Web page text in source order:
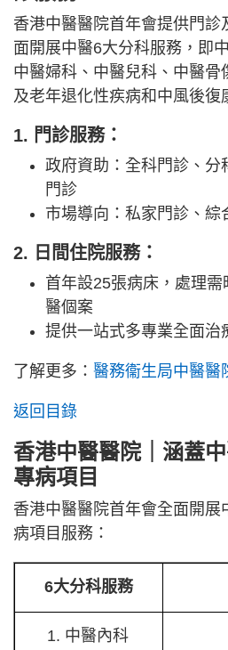
香港中醫醫院首年會提供門診
面開展中醫6大分科服務，即
中醫婦科、中醫兒科、中醫骨
及老年退化性疾病和中風後復
1. 門診服務：
政府資助：全科門診、分
門診
市場導向：私家門診、綜
2. 日間住院服務：
首年設25張病床，處理
醫個案
提供一站式多專業全面治
了解更多： 醫務衞生局中醫醫
返回目錄
香港中醫醫院｜涵蓋
專病項目
香港中醫醫院首年會全面開展
病項目服務：
6大分科服務
中醫內科